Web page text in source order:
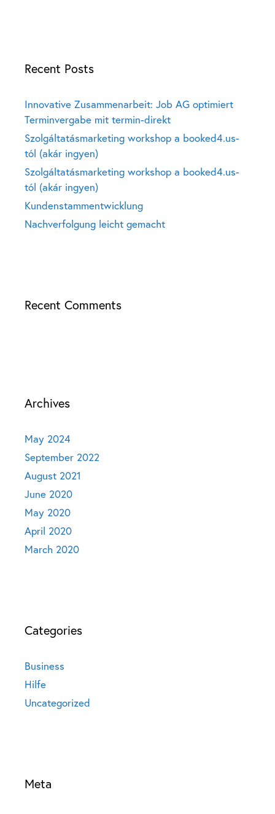
Recent Posts
Innovative Zusammenarbeit: Job AG optimiert
Terminvergabe mit termin-direkt
Szolgáltatásmarketing workshop a booked4.us-
tól (akár ingyen)
Szolgáltatásmarketing workshop a booked4.us-
tól (akár ingyen)
Kundenstammentwicklung
Nachverfolgung leicht gemacht
Recent Comments
Archives
May 2024
September 2022
August 2021
June 2020
May 2020
April 2020
March 2020
Categories
Business
Hilfe
Uncategorized
Meta